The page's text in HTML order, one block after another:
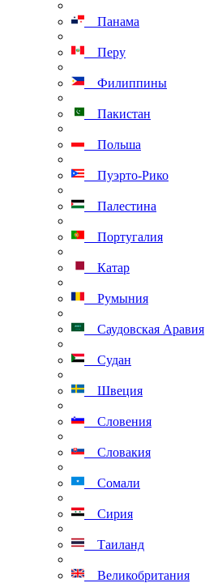
Панама
Перу
Филиппины
Пакистан
Польша
Пуэрто-Рико
Палестина
Португалия
Катар
Румыния
Саудовская Аравия
Судан
Швеция
Словения
Словакия
Сомали
Сирия
Таиланд
Великобритания